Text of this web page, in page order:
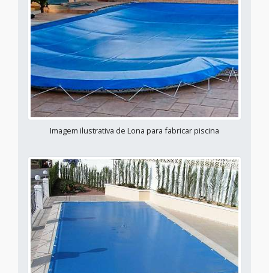
Imagem ilustrativa de Lona para fabricar piscina